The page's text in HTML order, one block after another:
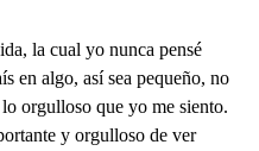
la cual yo nunca pensé
en algo, así sea pequeño, no
orgulloso que yo me siento.
y orgulloso de ver